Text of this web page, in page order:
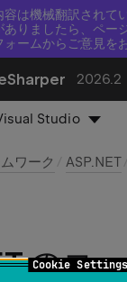
Cookie Settings
容は機械翻訳されて
ありましたら、ペー
ォームからご意見を
2026.2
Studio
ワーク ASP.NET
のコ